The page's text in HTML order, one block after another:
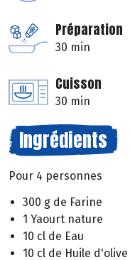
Préparation
30 min
Cuisson
30 min
Ingrédients
Pour 4 personnes
300 g de Farine
1 Yaourt nature
10 cl de Eau
10 cl de Huile d'olive